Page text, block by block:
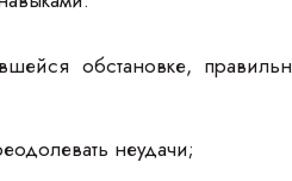
обстановке,
неудачи;